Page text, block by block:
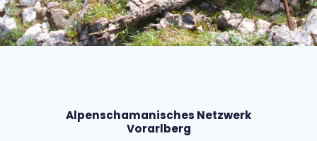
Alpenschamanisches Netzwerk
Vorarlberg